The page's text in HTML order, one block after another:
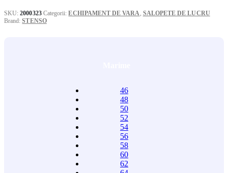
SKU:2000323 Categorii:ECHIPAMENT DE VARA, SALOPETE DE LUCRU
Brand:STENSO
46
48
50
52
54
56
58
60
62